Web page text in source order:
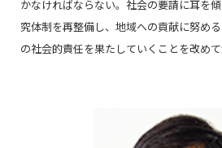
かなければならない。社会の要請に耳を
究体制を再整備し、地域への貢献に努め
の社会的責任を果たしていくことを改めて